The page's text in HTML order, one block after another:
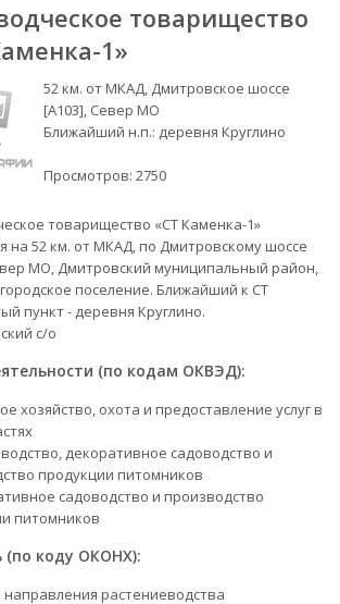
товарищество
1»
52 км. от МКАД, Дмитровское шоссе
[А103], Север МО
Ближайший н.п.: деревня Круглино
Просмотров: 2750
товарищество «СТ Каменка-1»
на 52 км. от МКАД, по Дмитровскому шоссе
МО, Дмитровский муниципальный район,
поселение. Ближайший к СТ
пункт - деревня Круглино.
с/о
(по кодам ОКВЭД):
хозяйство, охота и предоставление услуг в
декоративное садоводство и
продукции питомников
садоводство и производство
питомников
(по коду ОКОНХ):
растениеводства